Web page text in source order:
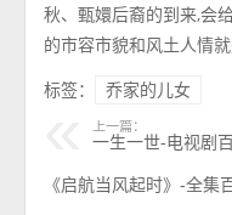
秋、甄嬛后裔的到来,会
的市容市貌和风土人情就
标签：
乔家的儿女
上一篇：
一生一世-电视剧
《启航当风起时》-全集